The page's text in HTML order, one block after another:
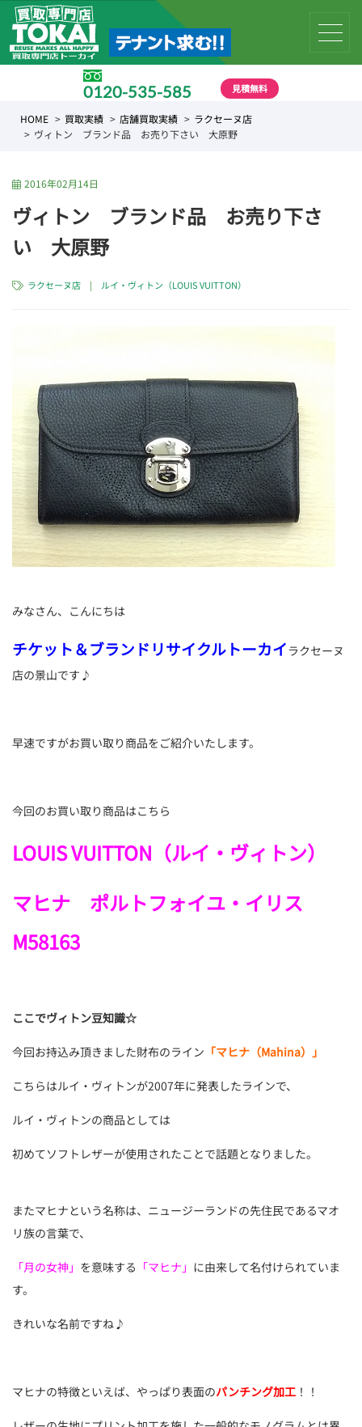
0120-535-585 見積無料
HOME 買取実績 店舗買取実績
ラクセーヌ店
ヴィトン ブランド品 お売り下さい 大原野
2016年02月14日
ヴィトン ブランド品 お売り下さ
い 大原野
ラクセーヌ店 | ルイ・ヴィトン（LOUIS VUITTON）
みなさん、こんにちは
チケット＆ブランドリサイクルトーカイ ラクセーヌ
店の景山です♪
早速ですがお買い取り商品をご紹介いたします。
今回のお買い取り商品はこちら
LOUIS VUITTON（ルイ・ヴィトン）
マヒナ ポルトフォイユ・イリス
M58163
ここでヴィトン豆知識☆
今回お持込み頂きました財布のライン 「マヒナ（Mahina）」
こちらはルイ・ヴィトンが2007年に発表したラインで、
ルイ・ヴィトンの商品としては
初めてソフトレザーが使用されたことで話題となりました。
またマヒナという名称は、ニュージーランドの先住民であるマオ
リ族の言葉で、
「月の女神」 を意味する 「マヒナ」 に由来して名付けられていま
す。
きれいな名前ですね♪
マヒナの特徴といえば、やっぱり表面のパンチング加工 ！！